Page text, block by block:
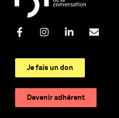
Je fais un don
Devenir adhérent